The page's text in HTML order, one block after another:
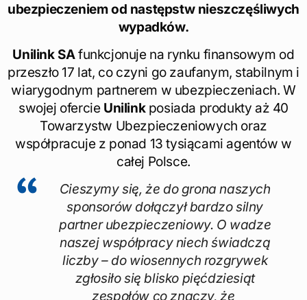
ubezpieczeniem od następstw nieszczęśliwych
wypadków.
Unilink SAfunkcjonuje na rynku finansowym od
przeszło 17 lat, co czyni go zaufanym, stabilnym i
wiarygodnym partnerem w ubezpieczeniach. W
swojej ofercie Unilinkposiada produkty aż 40
Towarzystw Ubezpieczeniowych oraz
współpracuje z ponad 13 tysiącami agentów w
całej Polsce.
Cieszymy się, że do grona naszych
sponsorów dołączył bardzo silny
partner ubezpieczeniowy. O wadze
naszej współpracy niech świadczą
liczby – do wiosennych rozgrywek
zgłosiło się blisko pięćdziesiąt
zespołów co znaczy, że